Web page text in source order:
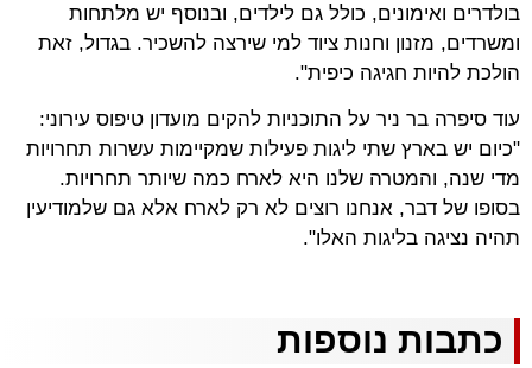
בולדרים ואימונים, כולל גם לילדים, ובנוסף יש מלתחות
ומשרדים, מזנון וחנות ציוד למי שירצה להשכיר. בגדול, זאת
הולכת להיות חגיגה כיפית".
עוד סיפרה בר ניר על התוכניות להקים מועדון טיפוס עירוני:
"כיום יש בארץ שתי ליגות פעילות שמקיימות עשרות תחרויות
מדי שנה, והמטרה שלנו היא לארח כמה שיותר תחרויות.
בסופו של דבר, אנחנו רוצים לא רק לארח אלא גם שלמודיעין
תהיה נציגה בליגות האלו".
כתבות נוספות